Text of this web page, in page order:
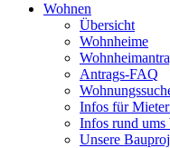
Wohnen
Übersicht
Wohnheime
Antrags-FAQ
Infos für
Infos rund ums
Unsere